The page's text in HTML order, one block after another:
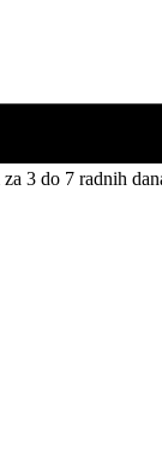
za 3 do 7 radnih